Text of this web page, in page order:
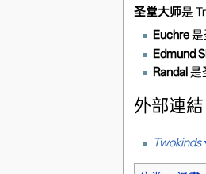
圣堂大师是
Euchre是
Edmund
Randal 是
外部連結
Twokinds